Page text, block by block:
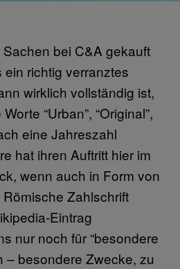
bei C&A gekauft
richtig verranztes
wirklich vollständig ist,
“Urban”, “Original”,
eine Jahreszahl
hat ihren Auftritt hier im
wenn auch in Form von
Zahlschrift
Eintrag
nur noch für “besondere
– besondere Zwecke, zu